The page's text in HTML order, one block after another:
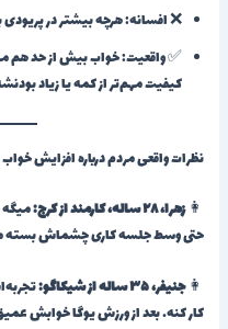
❌ افسانه: هرچه بیشتر در پریودی
✅ واقعیت: خواب بیش از حد هم
کیفیت مهم‌تر از کمه یا زیاد
نظرات واقعی مردم درباره افزایش
👩زهرا، ۲۸ ساله، کارمند از کرج:
حتی وسط جلسه کاری چشماش
👩جنیفر، ۳۵ ساله از شیکاگو:
کار کنه. بعد از ورزش یوگا خوابش